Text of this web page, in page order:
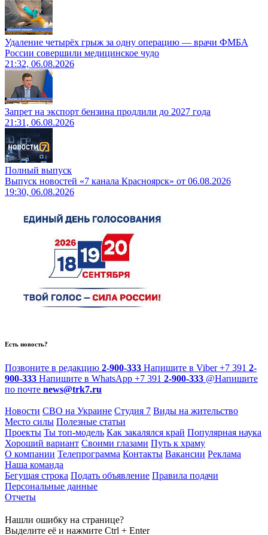
Удаление четырёх грыж за одну операцию — врачи ФМБА
России совершили медицинское чудо
21:32, 06.08.2026
Запрет на экспорт бензина продлили до 2027 года
21:31, 06.08.2026
Полный выпуск
Выпуск новостей «7 канала Красноярск» от 06.08.2026
19:30, 06.08.2026
Есть новость?
Позвоните в редакцию 2-900-333 Напишите в Viber +7 391 2-
900-333 Напишите в WhatsApp +7 391 2-900-333 @Напишите
по почте news@trk7.ru
Новости СВО на Украине Студия 7 Виды на жительство
Место силы Полезные статьи
Проекты Ты топ-модель Как закалялся край Популярная наука
Хороший вариант Своими глазами Путь к храму
О компании Телепрограмма Контакты Вакансии Реклама
Наша команда
Бегущая строка Подать объявление Правила подачи
Персональные данные
Отчеты
Нашли ошибку на странице?
Выделите её и нажмите Ctrl + Enter